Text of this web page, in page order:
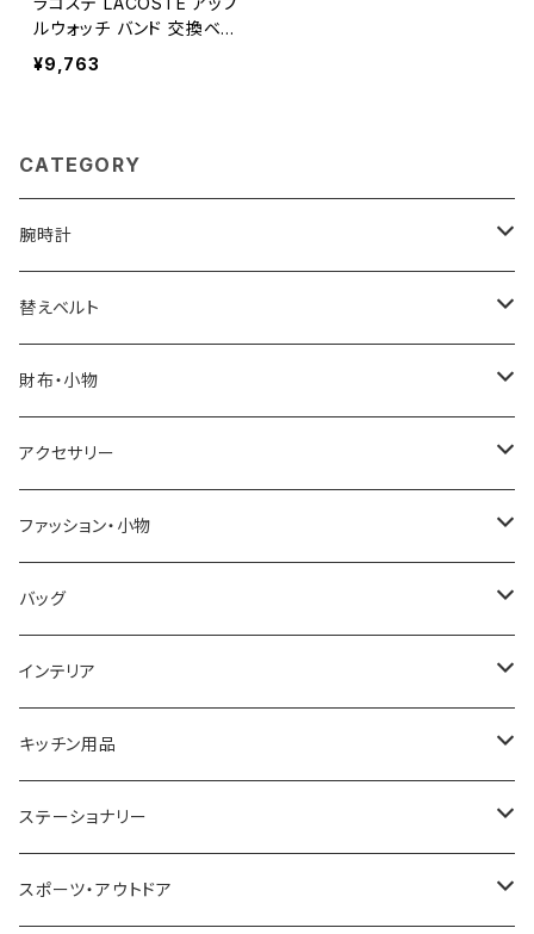
ルウォッチ バンド 交換ベル
ト 38mm 40mm 41mm 20
50007 メンズ ピンク
¥9,763
CATEGORY
腕時計
ELGIN
SALVATORE MARRA
CASIO
GRANDEUR
COGU
GAGA MILANO
CACTUS
TIMEX
NIXON
替えベルト
COACH
DANIEL WELLINGTON
LACOSTE
DIESEL
MICHAEL KORS
NO BRAND
財布・小物
SONNE
DUCT
TRANSNUMBER
SAAMA HOMME
ARNOLD PALMER
MICHAEL KORS
DIESEL
アクセサリー
GUCCI
TIFFANY&CO
FOLLI FOLLIE
POLICE
PAUL HEWITT
22designstudio
ファッション・小物
DAKS
栃木レザー
NIKE
DUNHILL
NEWYORKER
バッグ
MANHATTAN PORTAGE
United HOMME
RODANIA
BEAMZSQUARE
インテリア
CRYSTOCRAFT
SEIKO
CITIZEN
キッチン用品
I'mD
Helios
ステーショナリー
LAMY
スポーツ・アウトドア